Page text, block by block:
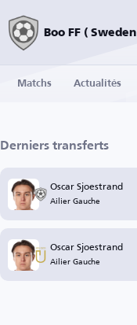
Boo FF (
Matchs Actualités
Derniers transferts
Oscar Sjoestrand
Ailier Gauche
Oscar Sjoestrand
Ailier Gauche